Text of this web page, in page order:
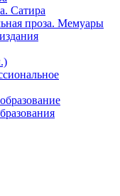
Сатира
проза. Мемуары